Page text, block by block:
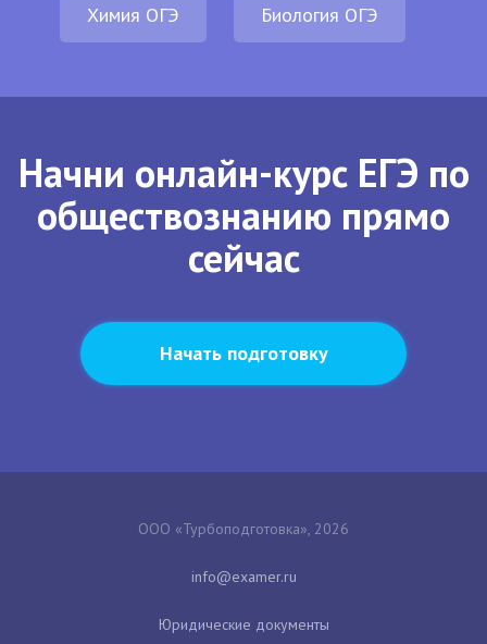
Химия ОГЭ Биология ОГЭ
Начни онлайн-курс ЕГЭ по
обществознанию прямо
сейчас
Начать подготовку
ООО «Турбоподготовка», 2026
Юридические документы